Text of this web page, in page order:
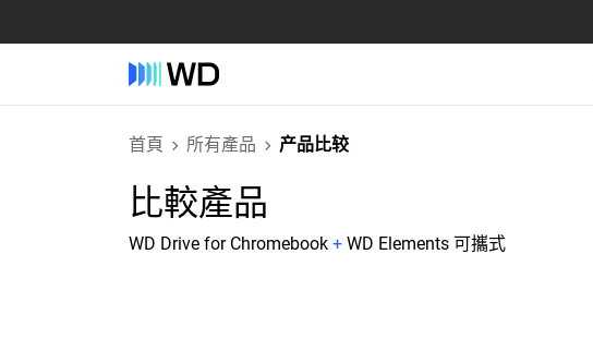
首頁 所有產品 产品比较
比較產品
WD Drive for Chromebook + WD Elements 可攜式